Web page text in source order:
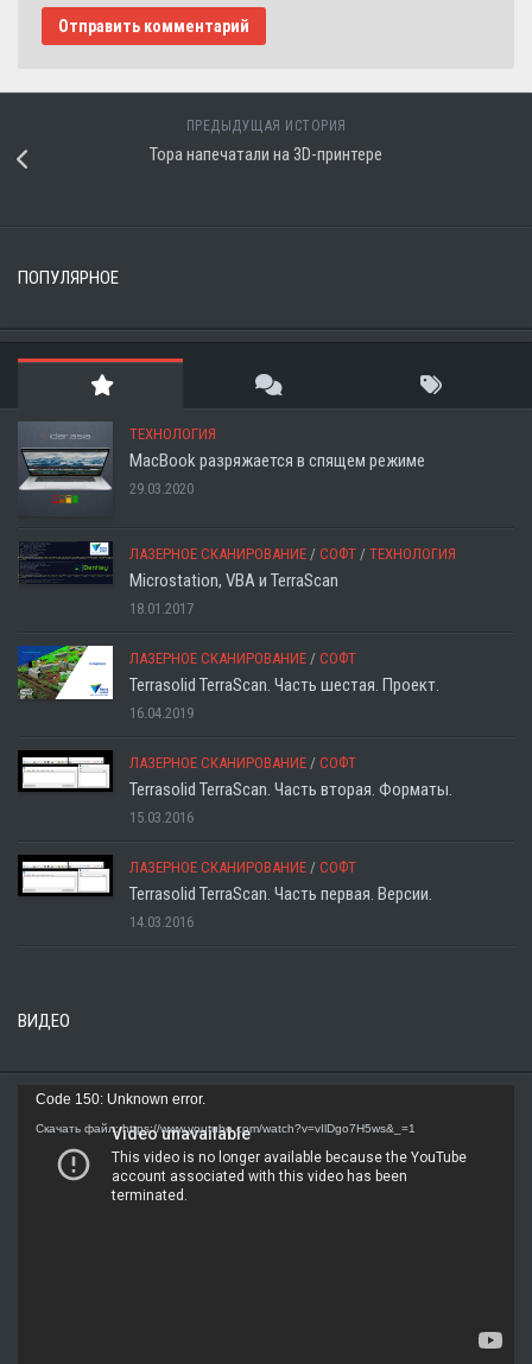
ПРЕДЫДУЩАЯ ИСТОРИЯ
Тора напечатали на 3D-принтере
ПОПУЛЯРНОЕ
ТЕХНОЛОГИЯ
MacBook разряжается в спящем режиме
29.03.2020
ЛАЗЕРНОЕ СКАНИРОВАНИЕ / СОФТ / ТЕХНОЛОГИЯ
Microstation, VBA и TerraScan
18.01.2017
ЛАЗЕРНОЕ СКАНИРОВАНИЕ / СОФТ
Terrasolid TerraScan. Часть шестая. Проект.
16.04.2019
ЛАЗЕРНОЕ СКАНИРОВАНИЕ / СОФТ
Terrasolid TerraScan. Часть вторая. Форматы.
15.03.2016
ЛАЗЕРНОЕ СКАНИРОВАНИЕ / СОФТ
Terrasolid TerraScan. Часть первая. Версии.
14.03.2016
ВИДЕО
Видеоплеер
Code 150: Unknown error.
Скачать файл: https://www.youtube.com/watch?v=vIlDgo7H5ws&_=1